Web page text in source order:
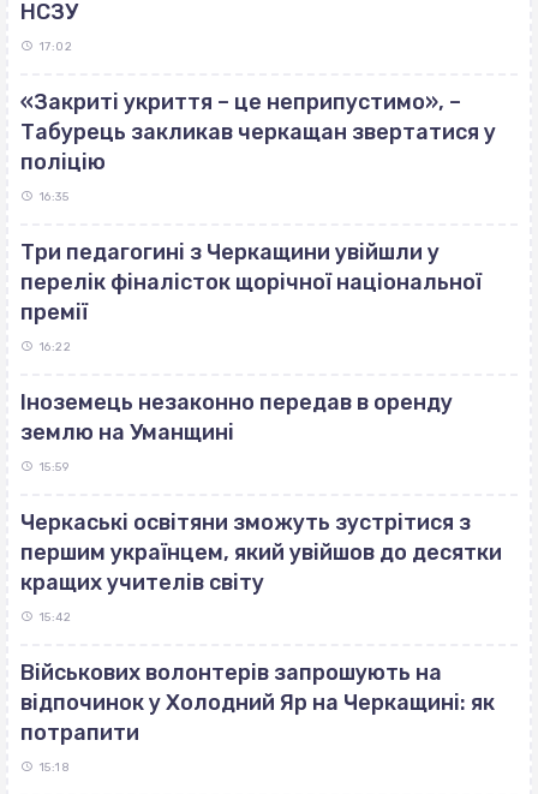
НСЗУ
17:02
«Закриті укриття – це неприпустимо», –
Табурець закликав черкащан звертатися у
поліцію
16:35
Три педагогині з Черкащини увійшли у
перелік фіналісток щорічної національної
премії
16:22
Іноземець незаконно передав в оренду
землю на Уманщині
15:59
Черкаські освітяни зможуть зустрітися з
першим українцем, який увійшов до десятки
кращих учителів світу
15:42
Військових волонтерів запрошують на
відпочинок у Холодний Яр на Черкащині: як
потрапити
15:18